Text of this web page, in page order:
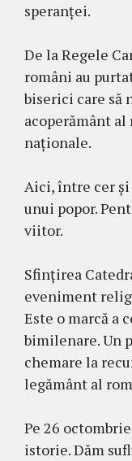
speranței.
De la Regele
români au
biserici care să
acoperământ
naționale.
Aici, între cer și
unui popor.
viitor.
Sfințirea
eveniment
Este o marcă a
bimilenare. Un
chemare la
legământ al
Pe 26
istorie. Dăm